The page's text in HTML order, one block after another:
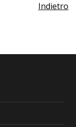
Indietro